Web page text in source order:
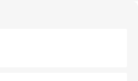
を楽しめる外せないスポット